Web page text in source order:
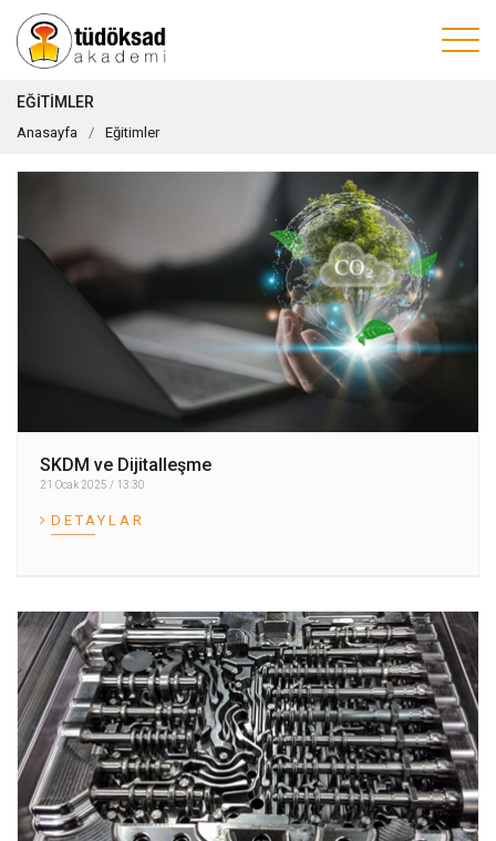
EĞITIMLER
Anasayfa Eğitimler
SKDM ve Dijitalleşme
21 Ocak 2025 / 13:30
DETAYLAR